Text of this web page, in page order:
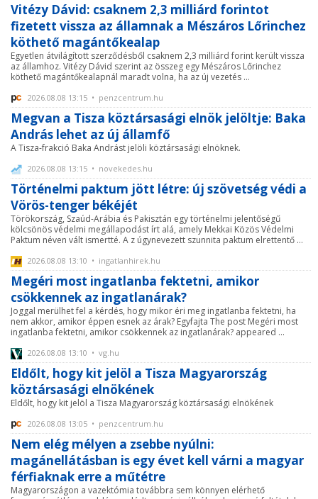
Vitézy Dávid: csaknem 2,3 milliárd forintot
fizetett vissza az államnak a Mészáros Lőrinchez
köthető magántőkealap
Egyetlen átvilágított szerződésből csaknem 2,3 milliárd forint került vissza
az államhoz. Vitézy Dávid szerint az összeg egy Mészáros Lőrinchez
köthető magántőkealapnál maradt volna, ha az új vezetés ...
2026.08.08 13:15 • penzcentrum.hu
Megvan a Tisza köztársasági elnök jelöltje: Baka
András lehet az új államfő
A Tisza-frakció Baka Andrást jelöli köztársasági elnöknek.
2026.08.08 13:15 • novekedes.hu
Történelmi paktum jött létre: új szövetség védi a
Vörös-tenger békéjét
Törökország, Szaúd-Arábia és Pakisztán egy történelmi jelentőségű
kölcsönös védelmi megállapodást írt alá, amely Mekkai Közös Védelmi
Paktum néven vált ismertté. A z úgynevezett szunnita paktum elrettentő ...
2026.08.08 13:10 • ingatlanhirek.hu
Megéri most ingatlanba fektetni, amikor
csökkennek az ingatlanárak?
Joggal merülhet fel a kérdés, hogy mikor éri meg ingatlanba fektetni, ha
nem akkor, amikor éppen esnek az árak? Egyfajta The post Megéri most
ingatlanba fektetni, amikor csökkennek az ingatlanárak? appeared ...
2026.08.08 13:10 • vg.hu
Eldőlt, hogy kit jelöl a Tisza Magyarország
köztársasági elnökének
Eldőlt, hogy kit jelöl a Tisza Magyarország köztársasági elnökének
2026.08.08 13:05 • penzcentrum.hu
Nem elég mélyen a zsebbe nyúlni:
magánellátásban is egy évet kell várni a magyar
férfiaknak erre a műtétre
Magyarországon a vazektómia továbbra sem könnyen elérhető